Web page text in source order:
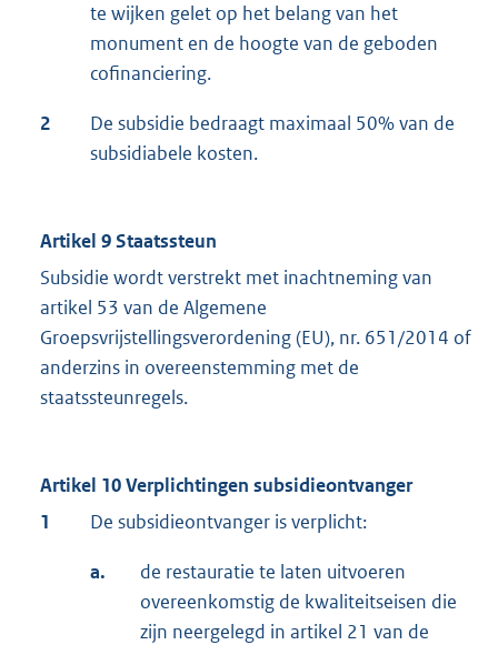
te wijken gelet op het belang van het
monument en de hoogte van de geboden
cofinanciering.
2
De subsidie bedraagt maximaal 50% van de
subsidiabele kosten.
Artikel 9 Staatssteun
Subsidie wordt verstrekt met inachtneming van
artikel 53 van de Algemene
Groepsvrijstellingsverordening (EU), nr. 651/2014 of
anderzins in overeenstemming met de
staatssteunregels.
Artikel 10 Verplichtingen subsidieontvanger
1
De subsidieontvanger is verplicht:
a.
de restauratie te laten uitvoeren
overeenkomstig de kwaliteitseisen die
zijn neergelegd in artikel 21 van de